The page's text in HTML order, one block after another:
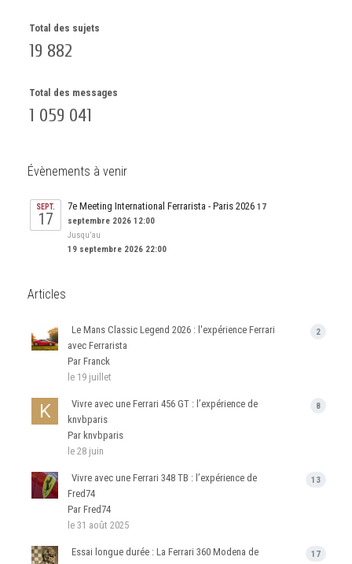
Total des sujets
19 882
Total des messages
1 059 041
Évènements à venir
SEPT.
17
7e Meeting International Ferrarista - Paris 2026 17
septembre 2026 12:00
Jusqu’au
19 septembre 2026 22:00
Articles
2
Le Mans Classic Legend 2026 : l'expérience Ferrari
avec Ferrarista
Par Franck
le 19 juillet
8
Vivre avec une Ferrari 456 GT : l’expérience de
knvbparis
Par knvbparis
le 28 juin
13
Vivre avec une Ferrari 348 TB : l’expérience de
Fred74
Par Fred74
le 31 août 2025
17
Essai longue durée : La Ferrari 360 Modena de